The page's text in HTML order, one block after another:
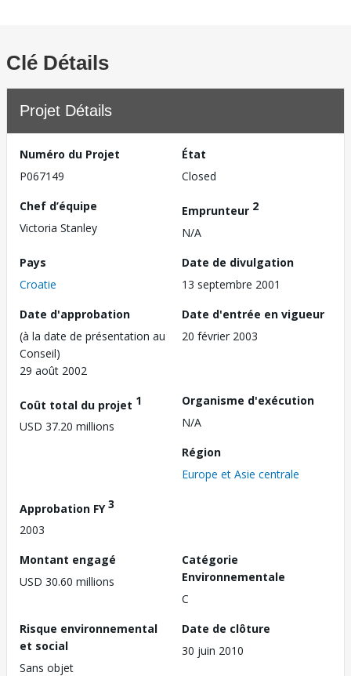
Clé Détails
Projet Détails
Numéro du Projet
P067149
État
Closed
Chef d’équipe
Victoria Stanley
Emprunteur 2
N/A
Pays
Croatie
Date de divulgation
13 septembre 2001
Date d'approbation
(à la date de présentation au
Conseil)
29 août 2002
Date d'entrée en vigueur
20 février 2003
Coût total du projet 1
USD 37.20 millions
Organisme d'exécution
N/A
Région
Europe et Asie centrale
Approbation FY3
2003
Montant engagé
USD 30.60 millions
Catégorie
Environnementale
C
Risque environnemental
et social
Sans objet
Date de clôture
30 juin 2010